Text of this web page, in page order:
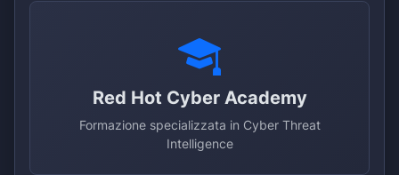
Red Hot Cyber Academy
Formazione specializzata in Cyber Threat
Intelligence